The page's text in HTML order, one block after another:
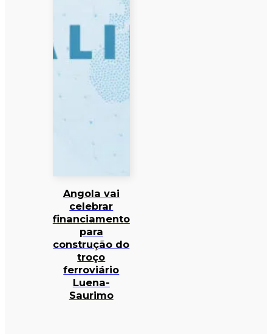
Angola vai
celebrar
financiamento
para
construção do
troço
ferroviário
Luena-
Saurimo